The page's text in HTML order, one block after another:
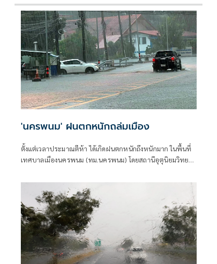
'นครพนม' ฝนตกหนักถล่มเมือง
ตั้งแต่เวลาประมาณตีห้า ได้เกิดฝนตกหนักถึงหนักมาก ในพื้นที่
เทศบาลเมืองนครพนม (ทม.นครพนม) โดยสถานีอุตุนิยมวิทยา